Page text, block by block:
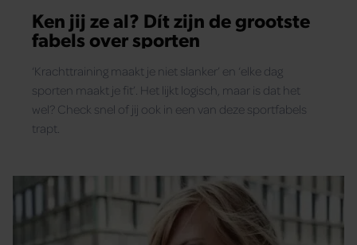
Ken jij ze al? Dít zijn de grootste
fabels over sporten
‘Krachttraining maakt je niet slanker’ en ‘elke dag
sporten maakt je fit’. Het lijkt logisch, maar is dat het
wel? Check snel of jij ook in een van deze sportfabels
trapt.